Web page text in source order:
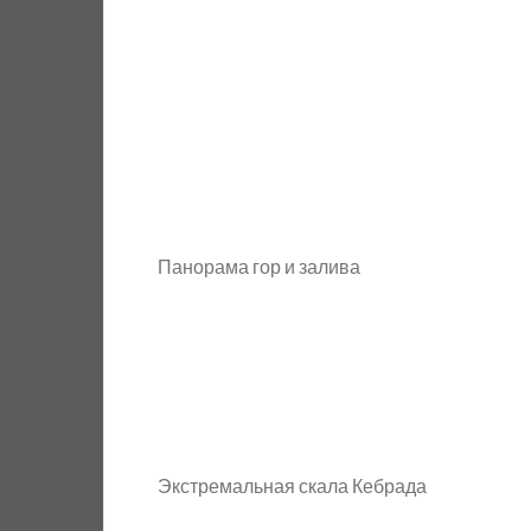
Панорама гор и залива
Экстремальная скала Кебрада